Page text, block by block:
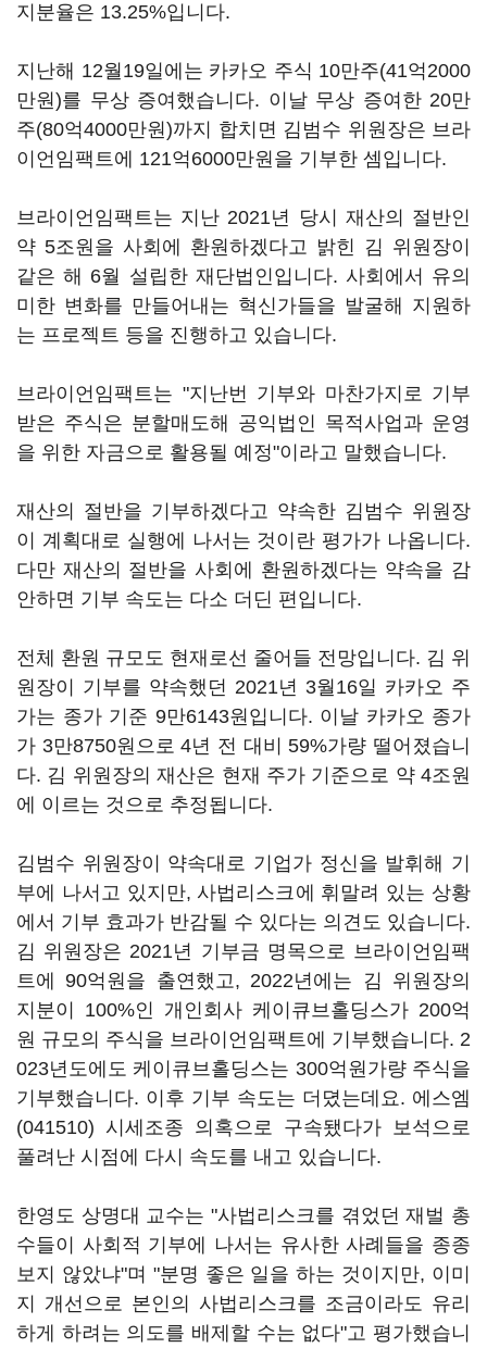
지분율은 13.25%입니다.
지난해 12월19일에는 카카오 주식 10만주(41억2000
만원)를 무상 증여했습니다. 이날 무상 증여한 20만
주(80억4000만원)까지 합치면 김범수 위원장은 브라
이언임팩트에 121억6000만원을 기부한 셈입니다.
브라이언임팩트는 지난 2021년 당시 재산의 절반인
약 5조원을 사회에 환원하겠다고 밝힌 김 위원장이
같은 해 6월 설립한 재단법인입니다. 사회에서 유의
미한 변화를 만들어내는 혁신가들을 발굴해 지원하
는 프로젝트 등을 진행하고 있습니다.
브라이언임팩트는 "지난번 기부와 마찬가지로 기부
받은 주식은 분할매도해 공익법인 목적사업과 운영
을 위한 자금으로 활용될 예정"이라고 말했습니다.
재산의 절반을 기부하겠다고 약속한 김범수 위원장
이 계획대로 실행에 나서는 것이란 평가가 나옵니다.
다만 재산의 절반을 사회에 환원하겠다는 약속을 감
안하면 기부 속도는 다소 더딘 편입니다.
전체 환원 규모도 현재로선 줄어들 전망입니다. 김 위
원장이 기부를 약속했던 2021년 3월16일 카카오 주
가는 종가 기준 9만6143원입니다. 이날 카카오 종가
가 3만8750원으로 4년 전 대비 59%가량 떨어졌습니
다. 김 위원장의 재산은 현재 주가 기준으로 약 4조원
에 이르는 것으로 추정됩니다.
김범수 위원장이 약속대로 기업가 정신을 발휘해 기
부에 나서고 있지만, 사법리스크에 휘말려 있는 상황
에서 기부 효과가 반감될 수 있다는 의견도 있습니다.
김 위원장은 2021년 기부금 명목으로 브라이언임팩
트에 90억원을 출연했고, 2022년에는 김 위원장의
지분이 100%인 개인회사 케이큐브홀딩스가 200억
원 규모의 주식을 브라이언임팩트에 기부했습니다. 2
023년도에도 케이큐브홀딩스는 300억원가량 주식을
기부했습니다. 이후 기부 속도는 더뎠는데요. 에스엠
(041510) 시세조종 의혹으로 구속됐다가 보석으로
풀려난 시점에 다시 속도를 내고 있습니다.
한영도 상명대 교수는 "사법리스크를 겪었던 재벌 총
수들이 사회적 기부에 나서는 유사한 사례들을 종종
보지 않았냐"며 "분명 좋은 일을 하는 것이지만, 이미
지 개선으로 본인의 사법리스크를 조금이라도 유리
하게 하려는 의도를 배제할 수는 없다"고 평가했습니